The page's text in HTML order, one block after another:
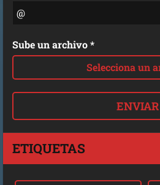
Sube un archivo *
Selecciona un
ETIQUETAS